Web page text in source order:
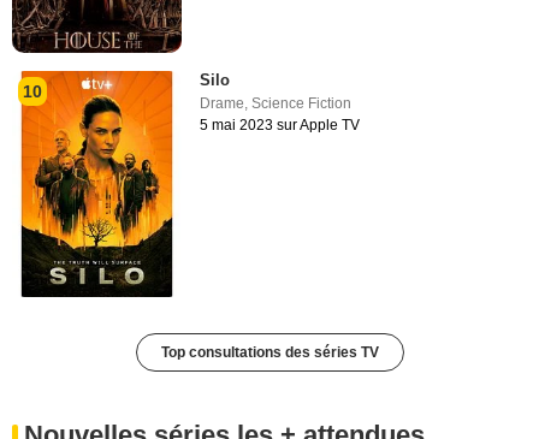
10
Silo
Drame,Science Fiction
5 mai 2023 sur Apple TV
Top consultations des séries TV